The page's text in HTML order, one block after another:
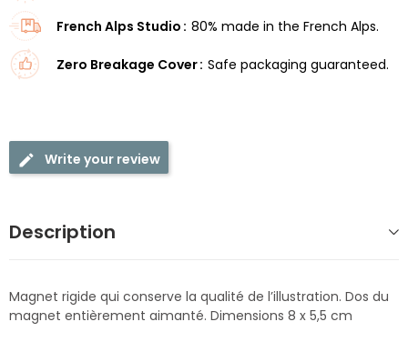
French Alps Studio 80% made in the French Alps.
Zero Breakage Cover Safe packaging guaranteed.
Write your review
Description
Magnet rigide qui conserve la qualité de l’illustration. Dos du
magnet entièrement aimanté. Dimensions 8 x 5,5 cm